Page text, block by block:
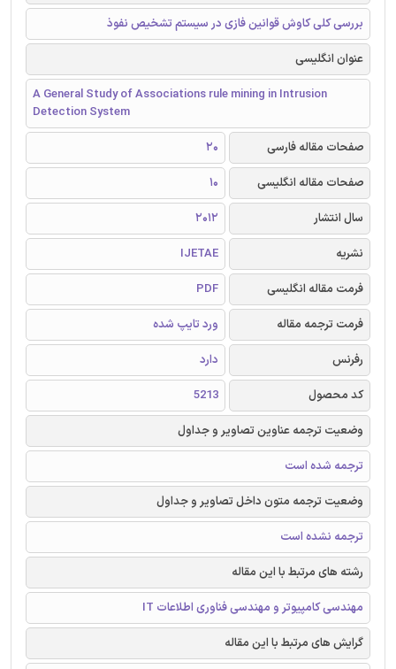
بررسی کلی کاوش قوانین فازی در سیستم تشخیص نفوذ
عنوان انگلیسی
A General Study of Associations rule mining in Intrusion
Detection System
صفحات مقاله فارسی
20
صفحات مقاله انگلیسی
10
سال انتشار
2012
نشریه
IJETAE
فرمت مقاله انگلیسی
PDF
فرمت ترجمه مقاله
ورد تایپ شده
رفرنس
دارد
کد محصول
5213
وضعیت ترجمه عناوین تصاویر و جداول
ترجمه شده است
وضعیت ترجمه متون داخل تصاویر و جداول
ترجمه نشده است
رشته های مرتبط با این مقاله
مهندسی کامپیوتر و مهندسی فناوری اطلاعات IT
گرایش های مرتبط با این مقاله